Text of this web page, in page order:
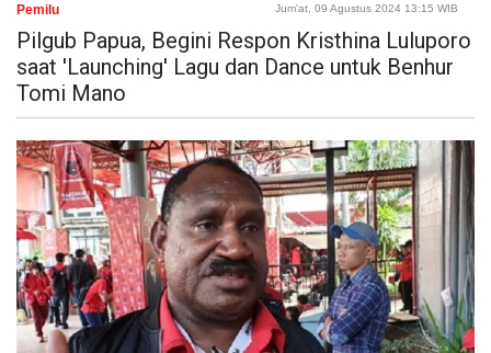
Pemilu Jum'at, 09 Agustus 2024 13:15 WIB
Pilgub Papua, Begini Respon Kristhina Luluporo
saat 'Launching' Lagu dan Dance untuk Benhur
Tomi Mano